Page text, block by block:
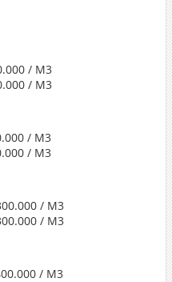
/ M3
/ M3
/ M3
/ M3
/ M3
/ M3
/ M3